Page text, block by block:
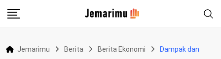
Skip
to
Jemarimu Berita Berita Ekonomi
Dampak dan